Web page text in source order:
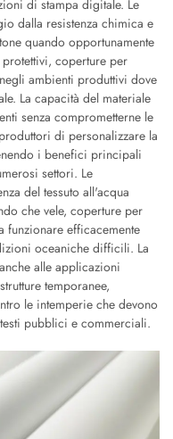
di stampa digitale. Le
dalla resistenza chimica e
quando opportunamente
coperture per
ambienti produttivi dove
La capacità del materiale
senza comprometterne le
di personalizzare la
i benefici principali
settori. Le
del tessuto all'acqua
che vele, coperture per
funzionare efficacemente
oceaniche difficili. La
alle applicazioni
temporanee,
le intemperie che devono
pubblici e commerciali.